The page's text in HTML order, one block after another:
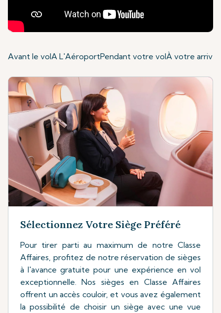
Avant le volA L'AéroportPendant votre volÀ votre
Sélectionnez Votre Siège Préféré
Pour tirer parti au maximum de notre Classe
Affaires, profitez de notre réservation de sièges
à l'avance gratuite pour une expérience en vol
exceptionnelle. Nos sièges en Classe Affaires
offrent un accès couloir, et vous avez également
la possibilité de choisir un siège avec une vue